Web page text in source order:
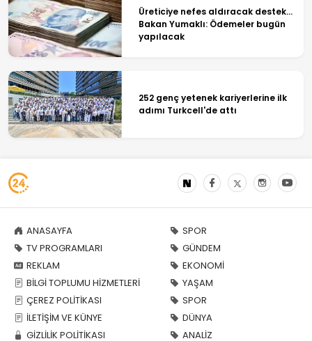
Üreticiye nefes aldıracak destek...
Bakan Yumaklı: Ödemeler bugün
yapılacak
252 genç yetenek kariyerlerine ilk
adımı Turkcell'de attı
ANASAYFA
TV PROGRAMLARI
REKLAM
BİLGİ TOPLUMU HİZMETLERİ
ÇEREZ POLİTİKASI
İLETİŞİM VE KÜNYE
GİZLİLİK POLİTİKASI
SPOR
GÜNDEM
EKONOMİ
YAŞAM
SPOR
DÜNYA
ANALİZ